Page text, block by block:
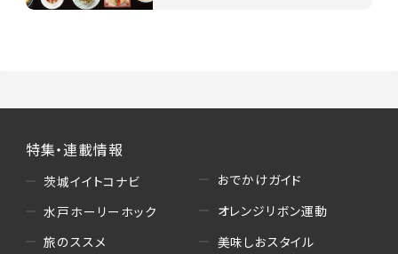
特集・連載情報
茨城イイトコナビ
水戸ホーリーホック
旅のススメ
おでかけガイド
オレンジリボン運動
美味しおスタイル